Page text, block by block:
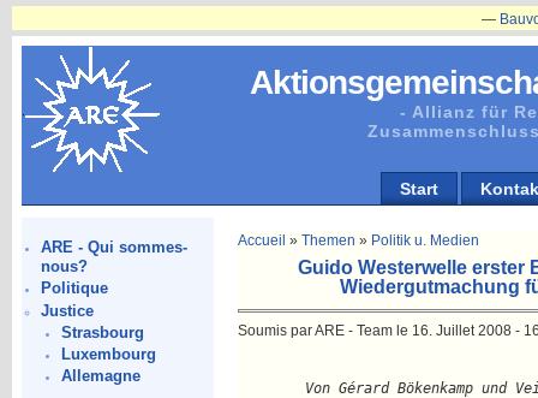
- Allianz für
Start
ARE - Qui sommes-
nous?
Politique
Justice
Strasbourg
Luxembourg
Allemagne
Accueil » Themen » Politik u. Medien
Guido Westerwelle erster
Wiedergutmachung
Soumis par ARE - Team le 16. Juillet 2008 -
Von Gérard Bökenkamp und